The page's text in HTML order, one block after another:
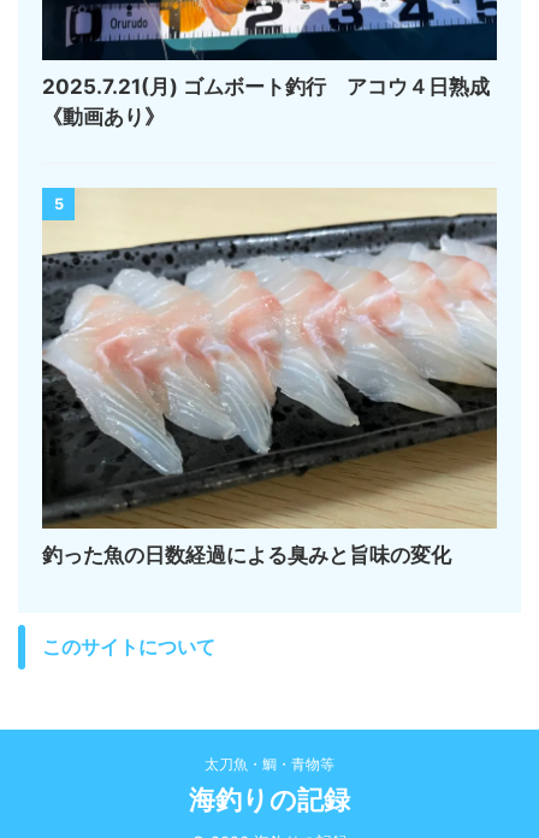
2025.7.21(月) ゴムボート釣行 アコウ４日熟成
《動画あり》
5
釣った魚の日数経過による臭みと旨味の変化
このサイトについて
太刀魚・鯛・青物等
海釣りの記録